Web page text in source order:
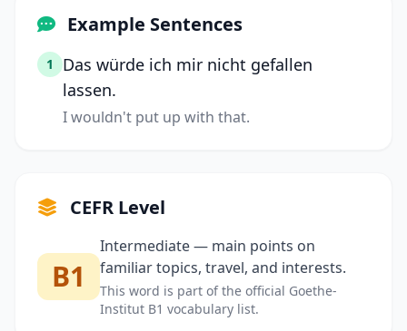
Example Sentences
1
Das würde ich mir nicht gefallen
lassen.
I wouldn't put up with that.
CEFR Level
B1
Intermediate — main points on
familiar topics, travel, and interests.
This word is part of the official Goethe-
Institut B1 vocabulary list.